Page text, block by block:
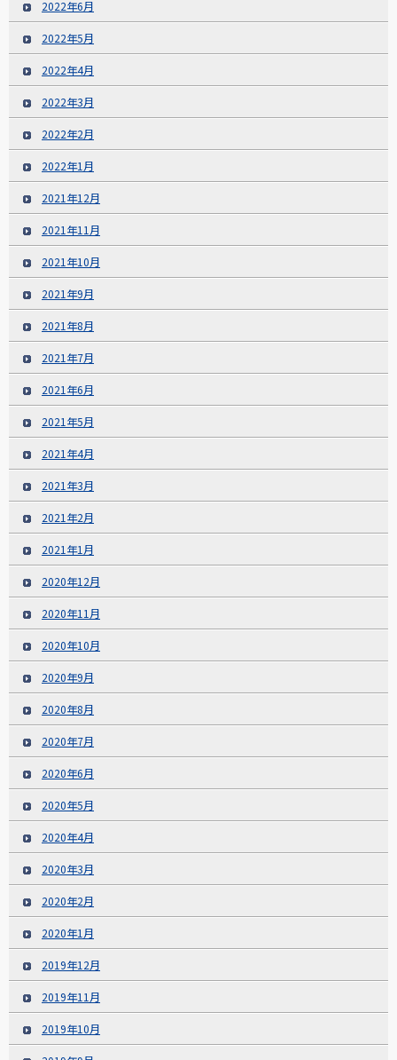
2022年6月
2022年5月
2022年4月
2022年3月
2022年2月
2022年1月
2021年12月
2021年11月
2021年10月
2021年9月
2021年8月
2021年7月
2021年6月
2021年5月
2021年4月
2021年3月
2021年2月
2021年1月
2020年12月
2020年11月
2020年10月
2020年9月
2020年8月
2020年7月
2020年6月
2020年5月
2020年4月
2020年3月
2020年2月
2020年1月
2019年12月
2019年11月
2019年10月